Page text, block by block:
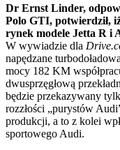
Dr Ernst Linder,
Polo GTI, potwierdził,
rynek modele Jetta R i
W wywiadzie dla
napędzane
mocy 182 KM
dwusprzęgłową
będzie przekazywany
rozzłości „purystów
produkcji, a to z kolei
sportowego Audi.